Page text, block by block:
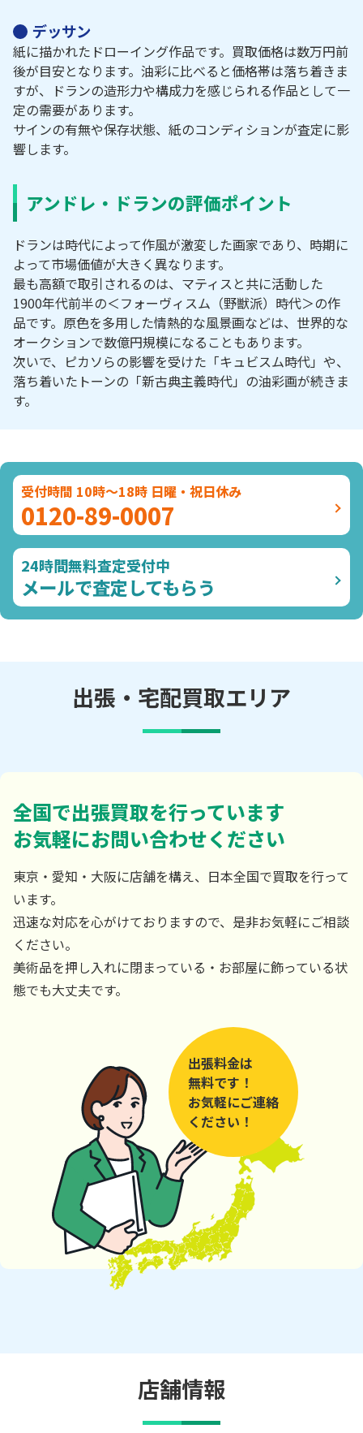
デッサン
紙に描かれたドローイング作品です。買取価格は数万円前
後が目安となります。油彩に比べると価格帯は落ち着きま
すが、ドランの造形力や構成力を感じられる作品として一
定の需要があります。
サインの有無や保存状態、紙のコンディションが査定に影
響します。
アンドレ・ドランの評価ポイント
ドランは時代によって作風が激変した画家であり、時期に
よって市場価値が大きく異なります。
最も高額で取引されるのは、マティスと共に活動した
1900年代前半の＜フォーヴィスム（野獣派）時代＞の作
品です。原色を多用した情熱的な風景画などは、世界的な
オークションで数億円規模になることもあります。
次いで、ピカソらの影響を受けた「キュビスム時代」や、
落ち着いたトーンの「新古典主義時代」の油彩画が続きま
す。
受付時間 10時～18時 日曜・祝日休み
0120-89-0007
24時間無料査定受付中
メールで査定してもらう
出張・宅配買取エリア
全国で出張買取を行っています
お気軽にお問い合わせください
東京・愛知・大阪に店舗を構え、日本全国で買取を行って
います。
迅速な対応を心がけておりますので、是非お気軽にご相談
ください。
美術品を押し入れに閉まっている・お部屋に飾っている状
態でも大丈夫です。
出張料金は
無料です！
お気軽にご連絡
ください！
店舗情報